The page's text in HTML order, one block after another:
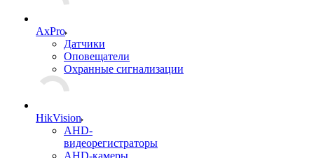
AxPro
Датчики
Оповещатели
Охранные сигнализации
HikVision
AHD-
видеорегистраторы
AHD-камеры